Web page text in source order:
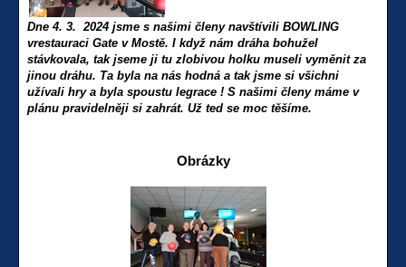
Dne 4. 3. 2024 jsme s našimi členy navštívili BOWLING
vrestauraci Gate v Mostě. I když nám dráha bohužel
stávkovala, tak jseme ji tu zlobivou holku museli vyměnit za
jinou dráhu. Ta byla na nás hodná a tak jsme si všichni
užívali hry a byla spoustu legrace ! S našimi členy máme v
plánu pravidelněji si zahrát. Už ted se moc těšíme.
Obrázky